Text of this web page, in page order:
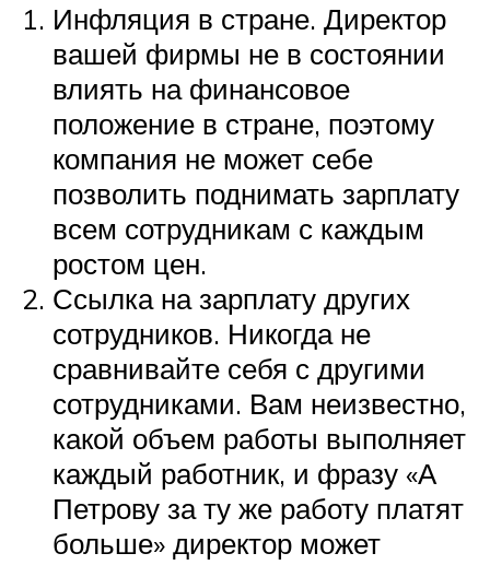
Инфляция в стране. Директор
вашей фирмы не в состоянии
влиять на финансовое
положение в стране, поэтому
компания не может себе
позволить поднимать зарплату
всем сотрудникам с каждым
ростом цен.
Ссылка на зарплату других
сотрудников. Никогда не
сравнивайте себя с другими
сотрудниками. Вам неизвестно,
какой объем работы выполняет
каждый работник, и фразу «А
Петрову за ту же работу платят
больше» директор может